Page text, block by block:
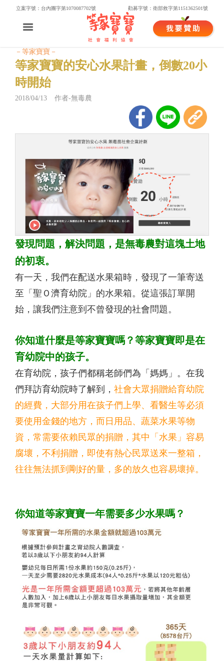
立案字號：台內團字第1070087702號 勸募字號：衛部救字第1151362501號
－等家寶寶－
等家寶寶的安心水果計畫，倒數20小
時開始
2018/04/13 作者-無毒農
發現問題，解決問題，是無毒農對這塊土地
的初衷。
有一天，我們在配送水果箱時，發現了一筆寄送
至「聖Ｏ濟育幼院」的水果箱。從這張訂單開
始，讓我們注意到不曾發現的社會問題。
你知道什麼是等家寶寶嗎？等家寶寶即是在
育幼院中的孩子。
在育幼院，孩子們都稱老師們為「媽媽」。在我
們拜訪育幼院時了解到， 社會大眾捐贈給育幼院
的經費，大部分用在孩子們上學、看醫生等必須
要使用金錢的地方，而日用品、蔬菜水果等物
資，常需要依賴民眾的捐贈，其中「水果」容易
腐壞，不利捐贈，即使有熱心民眾送來一整箱，
往往無法抓到剛好的量，多的放久也容易壞掉。
你知道等家寶寶一年需要多少水果嗎？